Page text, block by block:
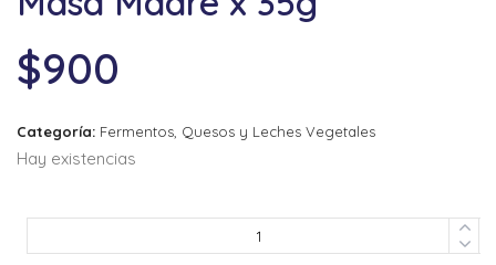
$900
Categoría: Fermentos, Quesos y Leches Vegetales
Hay existencias